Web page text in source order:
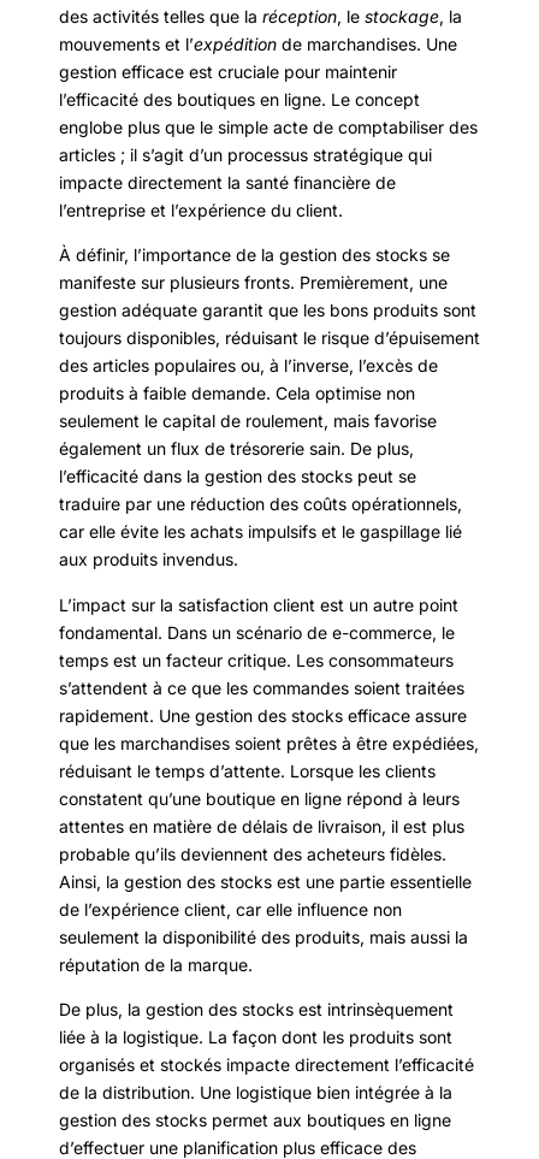
des activités telles que la réception, le stockage, la
mouvements et l’expédition de marchandises. Une
gestion efficace est cruciale pour maintenir
l’efficacité des boutiques en ligne. Le concept
englobe plus que le simple acte de comptabiliser des
articles ; il s’agit d’un processus stratégique qui
impacte directement la santé financière de
l’entreprise et l’expérience du client.
À définir, l’importance de la gestion des stocks se
manifeste sur plusieurs fronts. Premièrement, une
gestion adéquate garantit que les bons produits sont
toujours disponibles, réduisant le risque d’épuisement
des articles populaires ou, à l’inverse, l’excès de
produits à faible demande. Cela optimise non
seulement le capital de roulement, mais favorise
également un flux de trésorerie sain. De plus,
l’efficacité dans la gestion des stocks peut se
traduire par une réduction des coûts opérationnels,
car elle évite les achats impulsifs et le gaspillage lié
aux produits invendus.
L’impact sur la satisfaction client est un autre point
fondamental. Dans un scénario de e-commerce, le
temps est un facteur critique. Les consommateurs
s’attendent à ce que les commandes soient traitées
rapidement. Une gestion des stocks efficace assure
que les marchandises soient prêtes à être expédiées,
réduisant le temps d’attente. Lorsque les clients
constatent qu’une boutique en ligne répond à leurs
attentes en matière de délais de livraison, il est plus
probable qu’ils deviennent des acheteurs fidèles.
Ainsi, la gestion des stocks est une partie essentielle
de l’expérience client, car elle influence non
seulement la disponibilité des produits, mais aussi la
réputation de la marque.
De plus, la gestion des stocks est intrinsèquement
liée à la logistique. La façon dont les produits sont
organisés et stockés impacte directement l’efficacité
de la distribution. Une logistique bien intégrée à la
gestion des stocks permet aux boutiques en ligne
d’effectuer une planification plus efficace des